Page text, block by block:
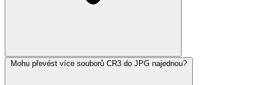
Mohu převést více souborů CR3 do JPG najednou?